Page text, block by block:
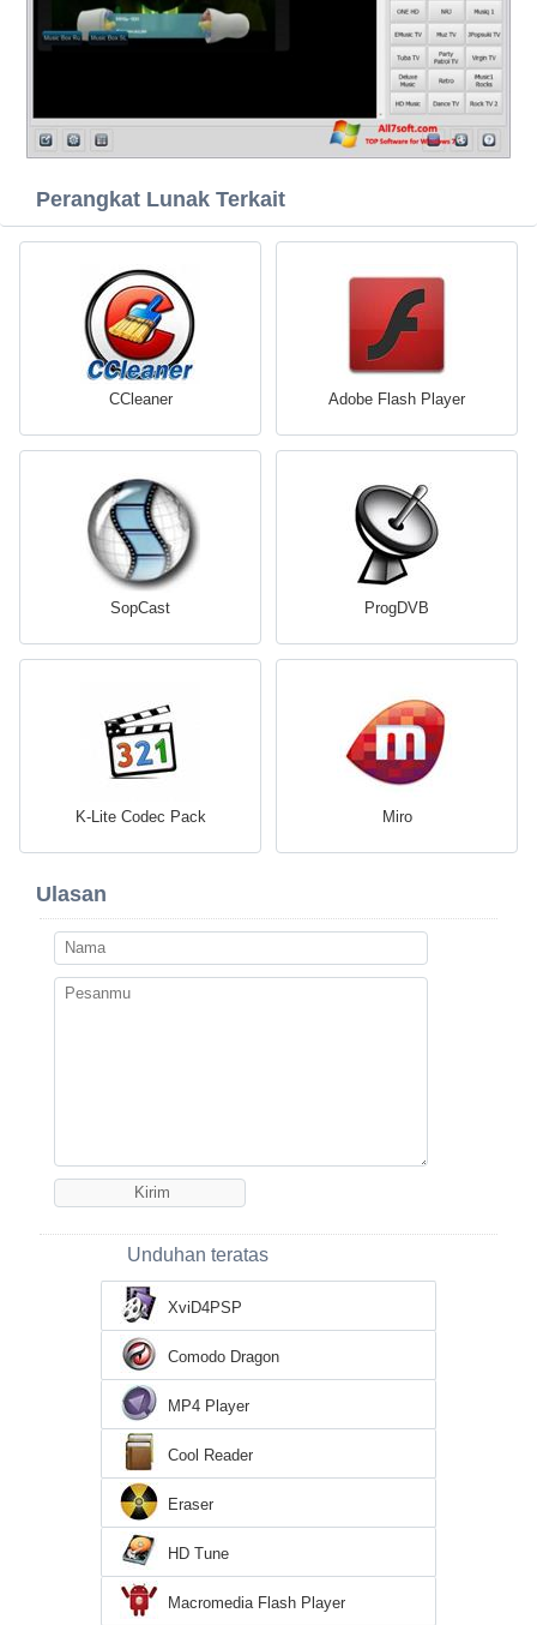
Perangkat Lunak Terkait
CCleaner Adobe Flash Player
SopCast ProgDVB
K-Lite Codec Pack Miro
Ulasan
Unduhan teratas
XviD4PSP
Comodo Dragon
MP4 Player
Cool Reader
Eraser
HD Tune
Macromedia Flash Player